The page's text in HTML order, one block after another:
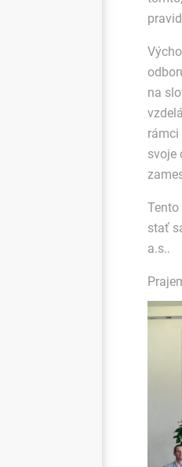
na
rámci
svoje
stať
a.s..